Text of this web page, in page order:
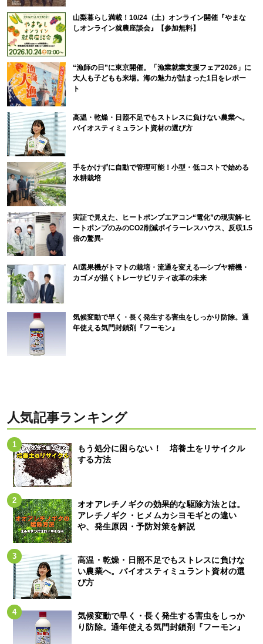
山梨暮らし満載！10/24（土）オンライン開催『やまな
しオンライン就農座談会』【参加無料】
“漁師の日”に東京開催。「漁業就業支援フェア2026」に
大人も子どもも来場。海の魅力が詰まった1日をレポー
ト
高温・乾燥・日照不足でもストレスに負けない農業へ。
バイオスティミュラント資材の選び方
手をかけずに自動で管理可能！小型・低コストで始める
水耕栽培
実証で見えた、ヒートポンプエアコン“電化”の現実解-ヒ
ートポンプのみのCO2削減ボイラーレスハウス、反収1.5
倍の驚異-
AI選果機がトマトの栽培・流通を変える―シブヤ精機・
カゴメが描くトレーサビリティ改革の未来
気候変動で早く・長く発生する害虫をしっかり防除。通
年使える気門封鎖剤『フーモン』
人気記事ランキング
もう処分に困らない！ 培養土をリサイクル
する方法
オオアレチノギクの効果的な駆除方法とは。
アレチノギク・ヒメムカシヨモギとの違い
や、発生原因・予防対策を解説
高温・乾燥・日照不足でもストレスに負けな
い農業へ。バイオスティミュラント資材の選
び方
気候変動で早く・長く発生する害虫をしっか
り防除。通年使える気門封鎖剤『フーモン』